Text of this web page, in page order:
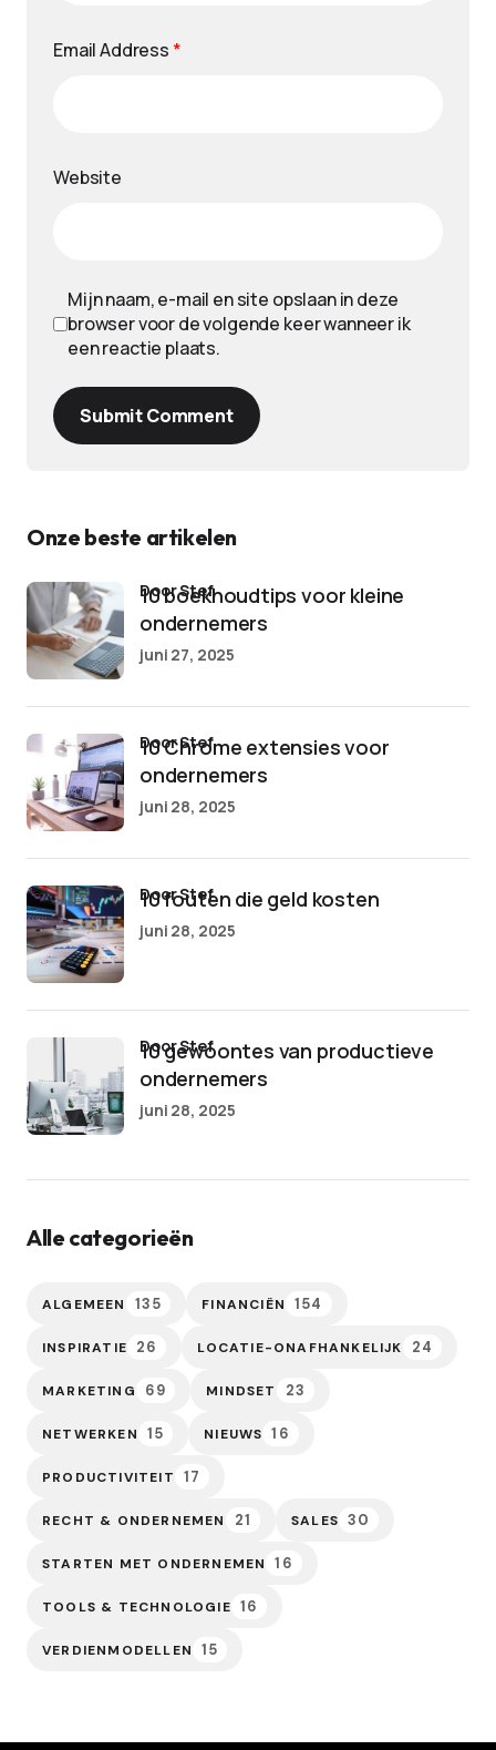
Email Address *
Website
Mijn naam, e-mail en site opslaan in deze
browser voor de volgende keer wanneer ik
een reactie plaats.
Submit Comment
Onze beste artikelen
10 boekhoudtips voor kleine
ondernemers
door Stef
juni 27, 2025
10 Chrome extensies voor
ondernemers
door Stef
juni 28, 2025
10 fouten die geld kosten
door Stef
juni 28, 2025
10 gewoontes van productieve
ondernemers
door Stef
juni 28, 2025
Alle categorieën
ALGEMEEN 135 FINANCIËN 154
INSPIRATIE 26 LOCATIE-ONAFHANKELIJK 24
MARKETING 69 MINDSET 23
NETWERKEN 15 NIEUWS 16
PRODUCTIVITEIT 17
RECHT & ONDERNEMEN 21 SALES 30
STARTEN MET ONDERNEMEN 16
TOOLS & TECHNOLOGIE 16
VERDIENMODELLEN 15